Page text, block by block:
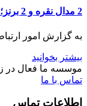
2 مدال نقره و 2 برنز؛ دستاورد کشتی آزاد ناشنوایان ایران در روز نخست
به گزارش امور
بیشتر بخوانید
موسسه ما فعال در
تماس با ما
اطلاعات تماس